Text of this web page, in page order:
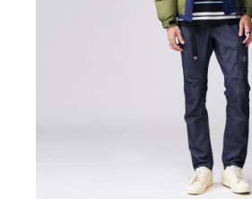
2.基於同意付款使用「大哥付你分期」之契約關
資料（包含姓名、電話或地址）提供予台灣大哥
由本公司與您本人進行分期帳單所需資料之確認
3.完整用戶服務條款，請詳閱以下連結：https://
※ 交易是否成功請以「AFTEE先享後付 」之結
是否繳費成功／繳費後需取消欲退款等相關疑問
https://
１．透過由恩沛科技股份有限公司提供之「
易，需依本服務之必要範圍內提供個人資料，並
２．關於個人資料處理事宜，請瀏覽以下網址：
３．未成年的使用者請事先徵得法定代理人或監
「AFTEE先享後付」，若未經同意申辦者引起之
每筆NT$60，滿NT$3,000(含以上)免運費
每筆NT$80，滿NT$3,000(含以上)免運費
每筆NT$80，滿NT$3,000(含以上)免運費